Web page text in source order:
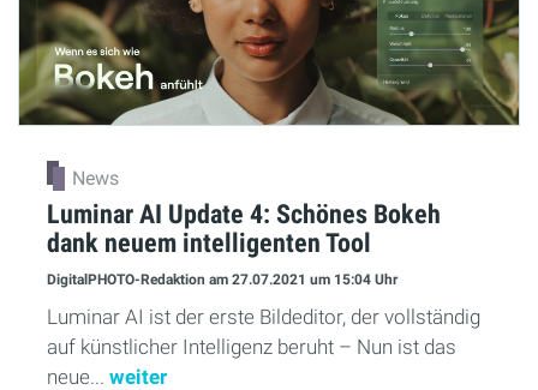
News
Luminar AI Update 4: Schönes Bokeh
dank neuem intelligenten Tool
DigitalPHOTO-Redaktion am 27.07.2021 um 15:04 Uhr
Luminar AI ist der erste Bildeditor, der vollständig
auf künstlicher Intelligenz beruht – Nun ist das
neue... weiter